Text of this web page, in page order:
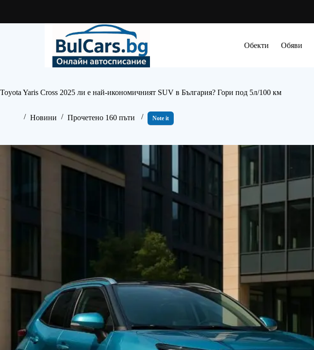
Обекти Обяви
Toyota Yaris Cross 2025 ли е най-икономичният SUV в България? Гори под 5л/100 км
Новини Прочетено 160 пъти Note it